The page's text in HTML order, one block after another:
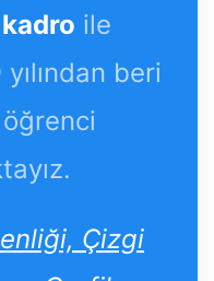
kadro ile
beri
Çizgi